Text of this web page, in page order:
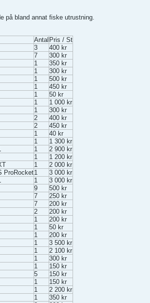
på bland annat fiske utrustning.
Antal Pris / St
3
400 kr
7
300 kr
1
350 kr
1
300 kr
1
500 kr
1
450 kr
1
50 kr
1
1 000 kr
1
300 kr
2
400 kr
2
450 kr
1
40 kr
1
1 300 kr
1
2 900 kr
1
1 200 kr
1
2 000 kr
ProRocket1
3 000 kr
1
3 000 kr
9
500 kr
7
250 kr
7
200 kr
2
200 kr
1
200 kr
1
50 kr
1
200 kr
1
3 500 kr
1
2 100 kr
1
300 kr
1
150 kr
5
150 kr
1
150 kr
1
2 200 kr
1
350 kr